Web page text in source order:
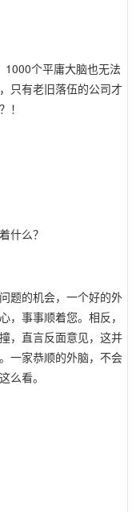
个平庸大脑也无法
只有老旧落伍的公司才
！
什么？
的机会，一个好的外
，事事顺着您。相反，
，直言反面意见，这并
一家恭顺的外脑，不会
看。